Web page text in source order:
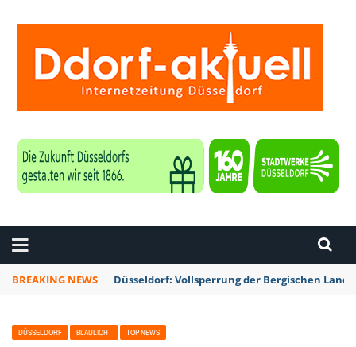
BREAKING NEWS Düsseldorf: Vollsperrung der Bergischen
DÜSSELDORF BLAULICHT TOP NEWS